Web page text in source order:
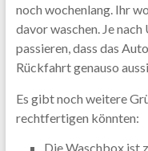
noch wochenlang. Ihr
davor waschen. Je
passieren, dass das
Rückfahrt genauso
Es gibt noch weitere
rechtfertigen könnten:
Die Waschbox ist